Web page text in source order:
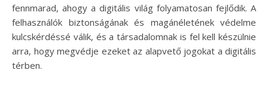
fennmarad, ahogy a digitális világ folyamatosan fejlődik. A
felhasználók biztonságának és magánéletének védelme
kulcskérdéssé válik, és a társadalomnak is fel kell készülnie
arra, hogy megvédje ezeket az alapvető jogokat a digitális
térben.